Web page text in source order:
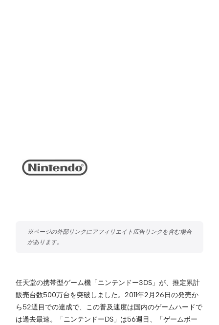
任天堂の携帯型ゲーム機「ニンテンドー3DS」が、推定累計
販売台数500万台を突破しました。2011年2月26日の発売か
ら52週目での達成で、この普及速度は国内のゲームハードで
は過去最速。「ニンテンドーDS」は56週目、「ゲームボー